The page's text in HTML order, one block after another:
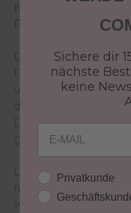
Kollektion "Love
Farbsystem
Die innovative
Polish sorgt für
ultraglänzenden
durch eine
Deckkraft sowie
gleichmäßige
Love Struck – ein
möchten das Jahr
wunderschöne,
Sichere dir
nächste
keine
Email
Kundengruppe
Privatkunde